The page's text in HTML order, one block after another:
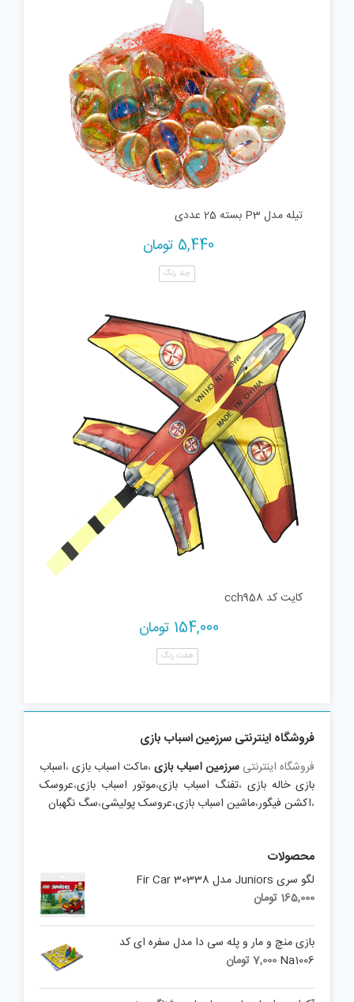
تیله مدل P3 بسته 25 عددی
5,440 تومان
چند رنگ
کایت کد cch958
154,000 تومان
هفت رنگ
فروشگاه اینترنتی سرزمین اسباب بازی
فروشگاه اینترنتی سرزمین اسباب بازی،ماکت اسباب بازی،اسباب
بازی خاله بازی ،تفنگ اسباب بازی،موتور اسباب بازی،عروسک
،اکشن فیگور،ماشین اسباب بازی،عروسک پولیشی،سگ نگهبان
محصولات
لگو سری Juniors مدل Fir Car 30338
165,000 تومان
بازی منچ و مار و پله سی دا مدل سفره ای کد
Na1006
7,000تومان